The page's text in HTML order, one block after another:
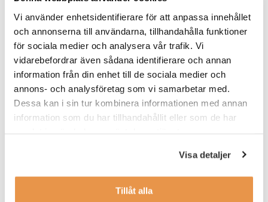
Vi använder enhetsidentifierare för att anpassa innehållet
och annonserna till användarna, tillhandahålla funktioner
för sociala medier och analysera vår trafik. Vi
vidarebefordrar även sådana identifierare och annan
information från din enhet till de sociala medier och
annons- och analysföretag som vi samarbetar med.
Dessa kan i sin tur kombinera informationen med annan
information som du har tillhandahållit eller som de har
Visa detaljer
Tillåt alla
måndag till torsdag och 07.00-15.00 på fredagar, de tillämpar
dock flexibel arbetstid. Eftersom detta är en verksamhetsnära
roll så tillämpas "office first". I rollen som produktionsingenjör
rapporterar du till Production Manager.
Våra förväntningar
För att vara aktuell för rollen ser vi att du har:
erfarenhet av arbete i lagerstyrningssystem.